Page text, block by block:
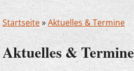
Startseite»Aktuelles & Termine
Aktuelles & Termine